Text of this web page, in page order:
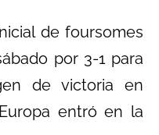
de foursomes
por 3-1 para
de victoria en
entró en la